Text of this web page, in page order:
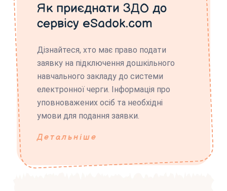
Як приєднати ЗДО до
сервісу eSadok.com
Дізнайтеся, хто має право подати
заявку на підключення дошкільного
навчального закладу до системи
електронної черги. Інформація про
уповноважених осіб та необхідні
умови для подання заявки.
Детальніше